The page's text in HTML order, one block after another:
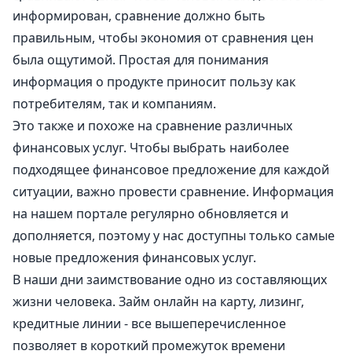
информирован, сравнение должно быть
правильным, чтобы экономия от сравнения цен
была ощутимой. Простая для понимания
информация о продукте приносит пользу как
потребителям, так и компаниям.
Это также и похоже на сравнение различных
финансовых услуг. Чтобы выбрать наиболее
подходящее финансовое предложение для каждой
ситуации, важно провести сравнение. Информация
на нашем портале регулярно обновляется и
дополняется, поэтому у нас доступны только самые
новые предложения финансовых услуг.
В наши дни заимствование одно из составляющих
жизни человека. Займ онлайн на карту, лизинг,
кредитные линии - все вышеперечисленное
позволяет в короткий промежуток времени